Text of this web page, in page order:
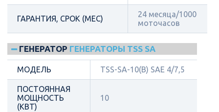
ГАРАНТИЯ, СРОК (МЕС)
24 месяца/1000
моточасов
ГЕНЕРАТОР ГЕНЕРАТОРЫ TSS SA
МОДЕЛЬ TSS-SA-10(B) SAE 4/7,5
ПОСТОЯННАЯ
МОЩНОСТЬ
(КВТ)
10